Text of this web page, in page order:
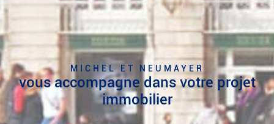
MICHEL ET NEUMAYER
vous accompagne dans votre projet
immobilier